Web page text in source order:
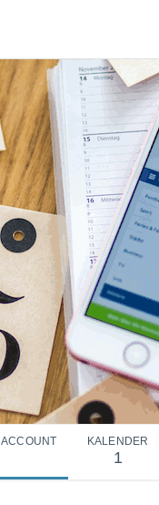
ACCOUNT KALENDER
1